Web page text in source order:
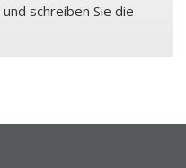
und schreiben Sie die